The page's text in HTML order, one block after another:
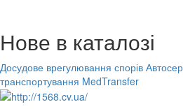
Нове в каталозі
Досудове врегулювання спорів
транспортування MedTransfer